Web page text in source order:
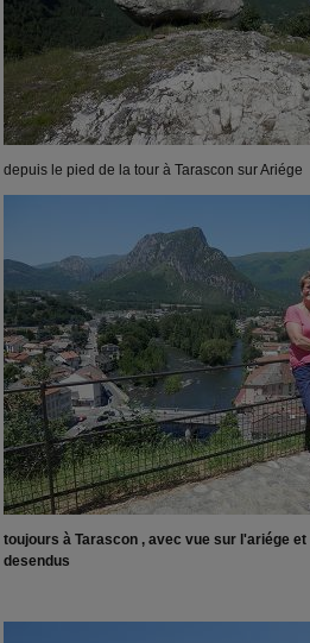
depuis le pied de la tour à Tarascon sur Ariége
toujours à Tarascon , avec vue sur l'ariége
desendus